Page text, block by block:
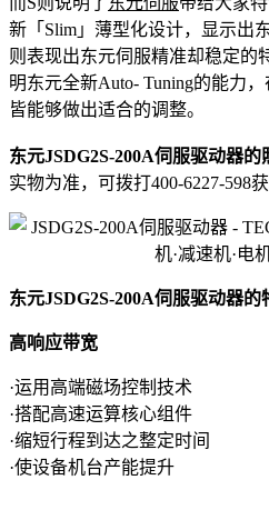
新「Slim」薄型化设计，显示出
则表现出东元伺服精准却稳定的
明东元全新Auto- Tuning的能力
皆能够做出适合的调整。
东元JSDG2S-200A伺服驱动器的
实物为准，可拨打400-6227-598
东元JSDG2S-200A伺服驱动器的
高响应带宽
·运用高端磁场控制技术
·搭配高速运算核心组件
·缩短行程到达之整定时间
·使设备机台产能提升